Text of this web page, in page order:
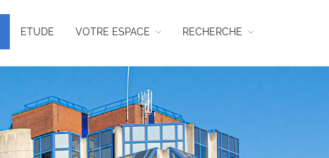
ETUDE VOTRE ESPACE RECHERCHE